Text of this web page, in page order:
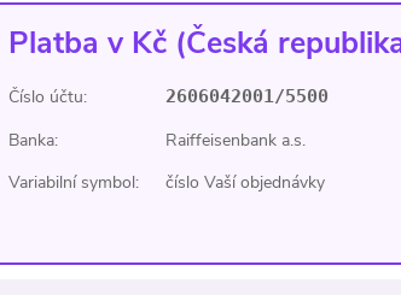
Platba v Kč (Česká
Číslo účtu: 2606042001/5500
Banka:
Raiffeisenbank a.s.
Variabilní symbol:
číslo Vaší objednávky